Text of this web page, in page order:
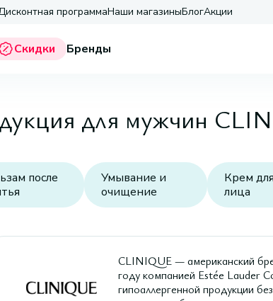
программаНаши магазиныБлогАкции
Скидки Бренды
для мужчин
после
Умывание и
очищение
Крем для
лица
CLINIQUE — американский
году компанией Estée Lauder
гипоаллергенной продукции